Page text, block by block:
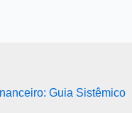
Guia Sistêmico